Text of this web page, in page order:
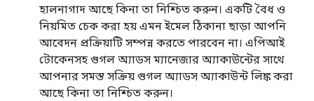
হালনাগাদ আছে কিনা তা নিশ্চিত করুন। একটি বৈধ ও
নিয়মিত চেক করা হয় এমন ইমেল ঠিকানা ছাড়া আপনি
আবেদন প্রক্রিয়াটি সম্পন্ন করতে পারবেন না। এপিআই
টোকেনসহ গুগল অ্যাডস ম্যানেজার অ্যাকাউন্টের সাথে
আপনার সমস্ত সক্রিয় গুগল অ্যাডস অ্যাকাউন্ট লিঙ্ক করা
আছে কিনা তা নিশ্চিত করুন।